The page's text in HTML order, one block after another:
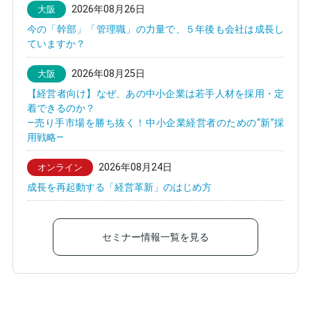
大阪
2026年08月26日
今の「幹部」「管理職」の力量で、５年後も会社は成長し
ていますか？
大阪
2026年08月25日
【経営者向け】なぜ、あの中小企業は若手人材を採用・定
着できるのか？
—売り手市場を勝ち抜く！中小企業経営者のための“新”採
用戦略—
オンライン
2026年08月24日
成長を再起動する「経営革新」のはじめ方
セミナー情報一覧を見る